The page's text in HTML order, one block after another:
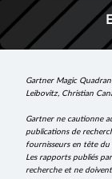
Gartner Magic
Leibovitz, Christian
Gartner ne cautionne
publications de
fournisseurs en tête du
Les rapports publiés
recherche et ne